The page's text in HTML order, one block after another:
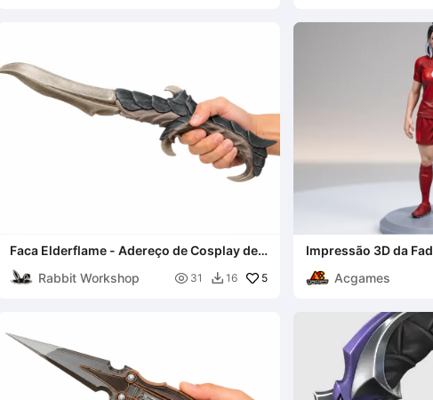
Faca Elderflame - Adereço de Cosplay de
Rabbit Workshop
 31  16 5
Impressão 3D da
Acgames